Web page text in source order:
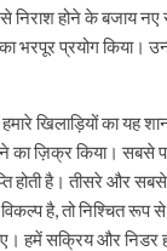
निराश होने के बजाय
भरपूर प्रयोग किया।
खिलाड़ियों का यह
का ज़िक्र किया। सबसे
होती है। तीसरे और
है, तो निश्चित रूप
हमें सक्रिय और